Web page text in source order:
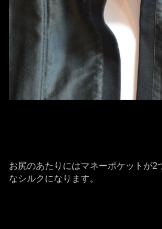
お尻のあたりにはマネーポケットが2
なシルクになります。